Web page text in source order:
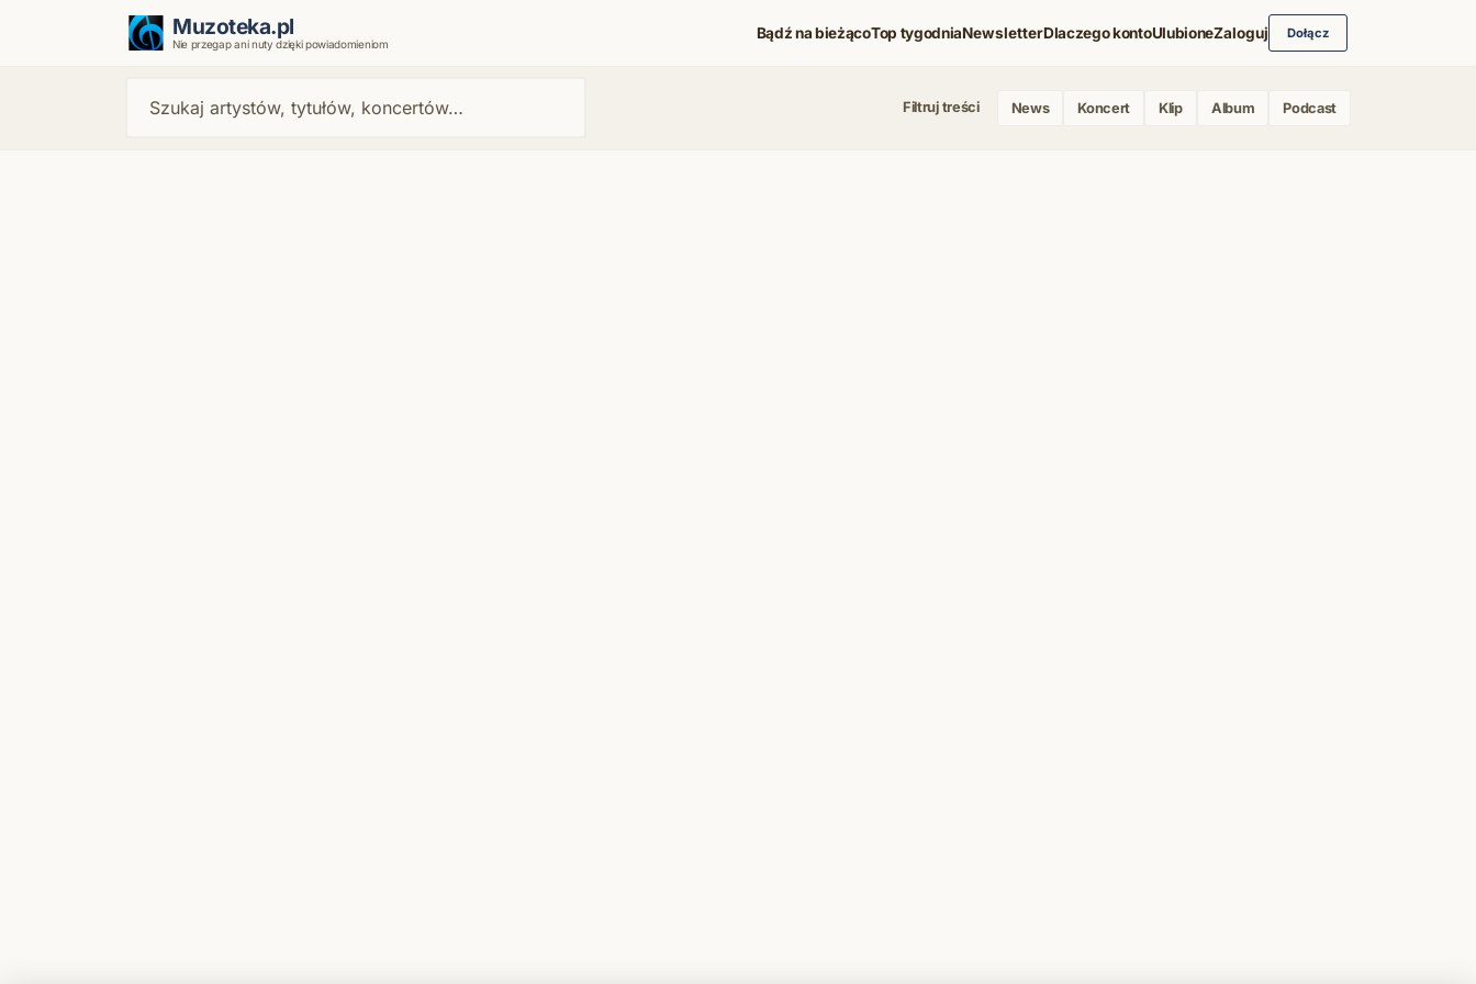
Muzoteka.pl
Nie przegap ani nuty dzięki powiadomieniom
Bądź na bieżącoTop tygodniaNewsletterDlaczego kontoUlubioneZaloguj Dołącz
Filtruj treści News Koncert Klip Album Podcast